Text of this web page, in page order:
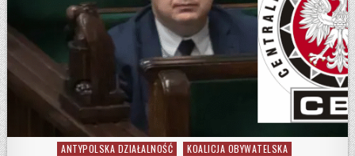
Posted in
ANTYPOLSKA DZIAŁALNOŚĆ
KOALICJA OBYWATELSKA